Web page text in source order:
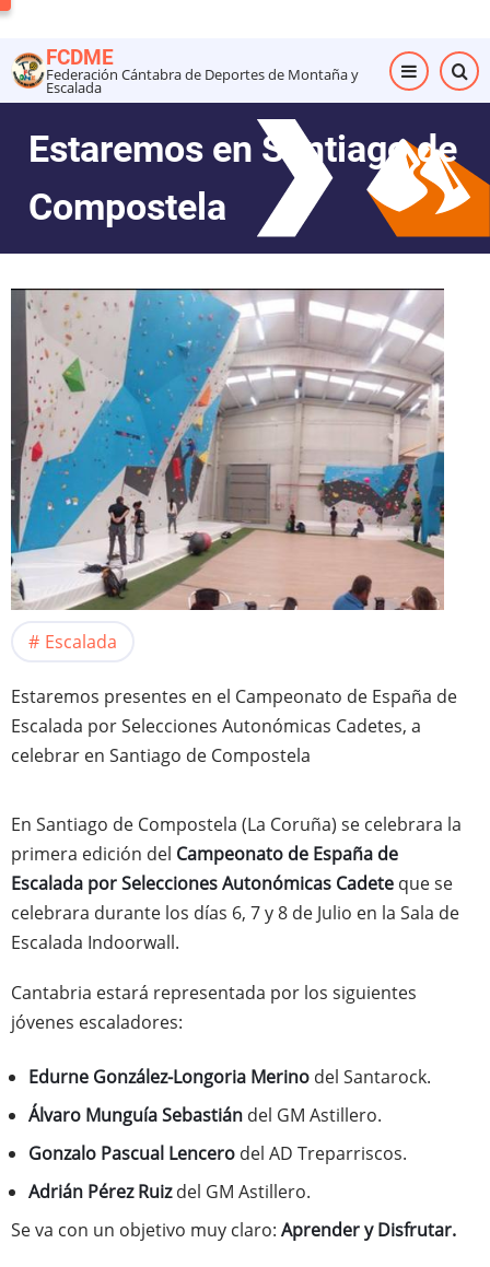
al
contenido
principal
FCDME
Federación Cántabra de Deportes de Montaña y
Escalada
Estaremos en Santiago de
Compostela
Escalada
Estaremos presentes en el Campeonato de España de
Escalada por Selecciones Autonómicas Cadetes, a
celebrar en Santiago de Compostela
En Santiago de Compostela (La Coruña) se celebrara la
primera edición del Campeonato de España de
Escalada por Selecciones Autonómicas Cadete que se
celebrara durante los días 6, 7 y 8 de Julio en la Sala de
Escalada Indoorwall.
Cantabria estará representada por los siguientes
jóvenes escaladores:
Edurne González-Longoria Merino del Santarock.
Álvaro Munguía Sebastián del GM Astillero.
Gonzalo Pascual Lencero del AD Treparriscos.
Adrián Pérez Ruizdel GM Astillero.
Se va con un objetivo muy claro: Aprender y Disfrutar.